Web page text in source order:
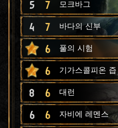
5 7 모크바그
4 7 바다의 신부
6 풀의 시험
6 기가스콜피온 즙
8 6 대런
6 6 자비에 레멘스